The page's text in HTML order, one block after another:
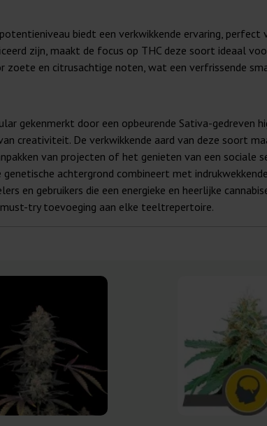
biedt een verkwikkende ervaring, perfect
zijn, maakt de focus op THC deze soort ideaal
zoete en citrusachtige noten, wat een verfrissende
gekenmerkt door een opbeurende Sativa-gedreven
creativiteit. De verkwikkende aard van deze soort
van projecten of het genieten van een sociale
achtergrond combineert met
gebruikers die een energieke en heerlijke
must-try toevoeging aan elke teeltrepertoire.